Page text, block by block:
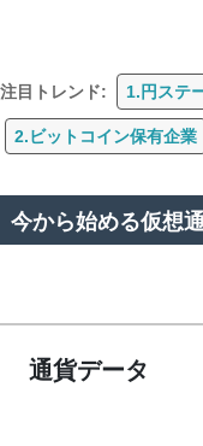
注目トレンド: 1.円ステ
2.ビットコイン保有企業
今から始める仮想
通貨データ